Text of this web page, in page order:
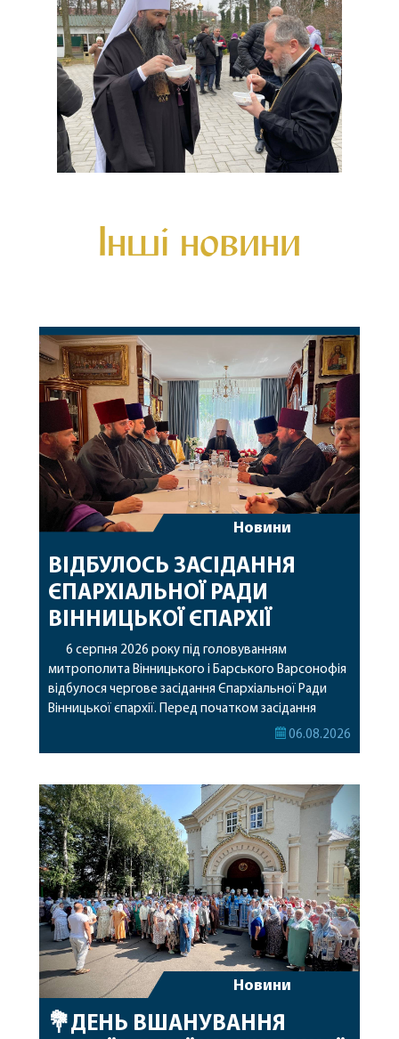
Інші новини
Новини
ВІДБУЛОСЬ ЗАСІДАННЯ
ЄПАРХІАЛЬНОЇ РАДИ
ВІННИЦЬКОЇ ЄПАРХІЇ
6 серпня 2026 року під головуванням
митрополита Вінницького і Барського Варсонофія
відбулося чергове засідання Єпархіальної Ради
Вінницької єпархії. Перед початком засідання
секретар Єпархіальної Ради від імені членів Ради
побажавши йому міцного здоров’я, Божої
допомоги, миру, духовної радості та
благословенних успіхів у подальшому
архіпастирському служінні. […]
06.08.2026
Новини
💐ДЕНЬ ВШАНУВАННЯ